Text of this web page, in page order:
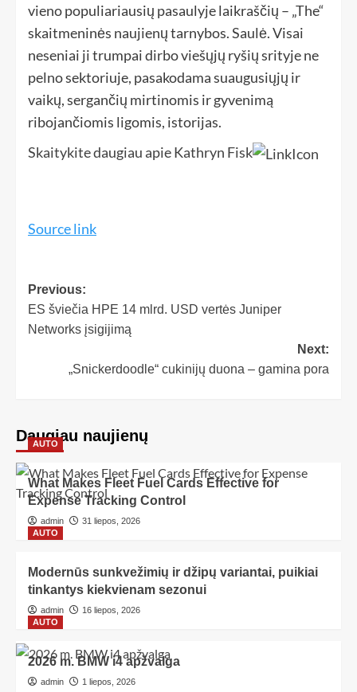
vieno populiariausių pasaulyje laikraščių – „The“
skaitmeninės naujienų tarnybos. Saulė. Visai
neseniai ji trumpai dirbo viešųjų ryšių srityje ne
pelno sektoriuje, pasakodama suaugusiųjų ir
vaikų, sergančių mirtinomis ir gyvenimą
ribojančiomis ligomis, istorijas.
Skaitykite daugiau apie Kathryn Fisk
Source link
Previous:
ES šviečia HPE 14 mlrd. USD vertės Juniper
Networks įsigijimą
Next:
„Snickerdoodle“ cukinijų duona – gamina pora
Daugiau naujienų
AUTO
What Makes Fleet Fuel Cards Effective for
Expense Tracking Control
admin
31 liepos, 2026
AUTO
Modernūs sunkvežimių ir džipų variantai, puikiai
tinkantys kiekvienam sezonui
admin
16 liepos, 2026
AUTO
2026 m. BMW i4 apžvalga
admin 1 liepos, 2026